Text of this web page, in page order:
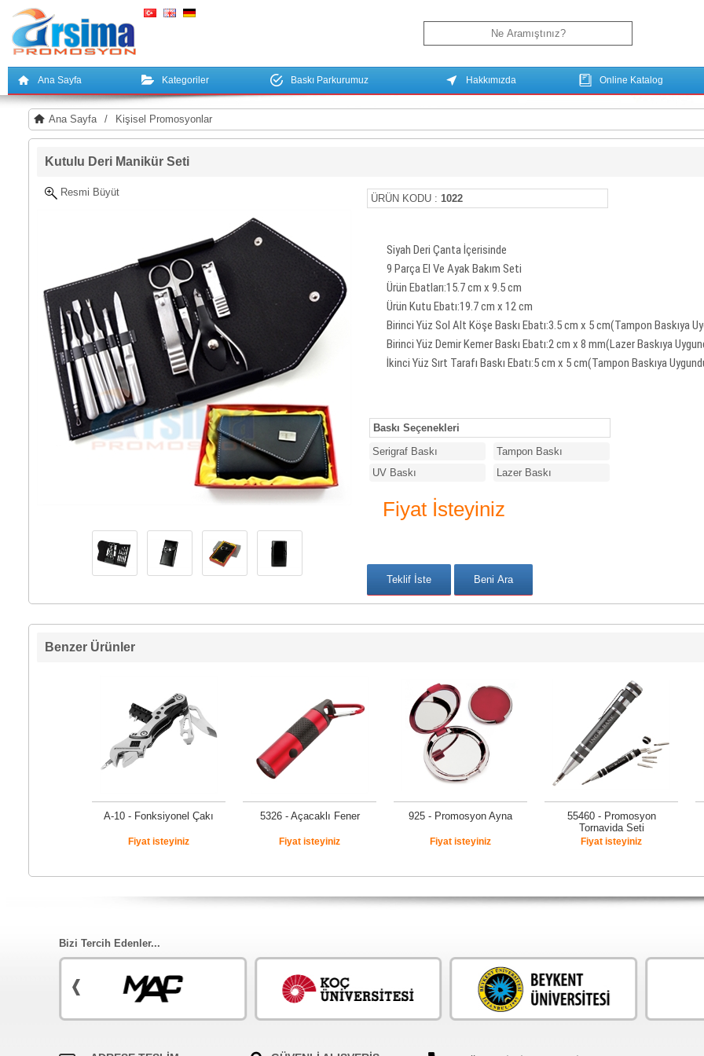
Ana Sayfa Kategoriler Baskı Parkurumuz Hakkımızda Online Katalog
Ana Sayfa / Kişisel Promosyonlar
Kutulu Deri Manikür Seti
Resmi Büyüt
ÜRÜN KODU : 1022
Siyah Deri Çanta İçerisinde
9 Parça El Ve Ayak Bakım Seti
Ürün Ebatları:15.7 cm x 9.5 cm
Ürün Kutu Ebatı:19.7 cm x 12 cm
Birinci Yüz Sol Alt Köşe Baskı Ebatı:3.5 cm x 5 cm(Tampon Baskıya
Birinci Yüz Demir Kemer Baskı Ebatı:2 cm x 8 mm(Lazer Baskıya
İkinci Yüz Sırt Tarafı Baskı Ebatı:5 cm x 5 cm(Tampon Baskıya
Baskı Seçenekleri
Serigraf Baskı
Tampon Baskı
UV Baskı
Lazer Baskı
Fiyat İsteyiniz
Benzer Ürünler
A-10 - Fonksiyonel Çakı
Fiyat isteyiniz
5326 - Açacaklı Fener
Fiyat isteyiniz
925 - Promosyon Ayna
Fiyat isteyiniz
55460 - Promosyon
Tornavida Seti
Fiyat isteyiniz
Bizi Tercih Edenler...